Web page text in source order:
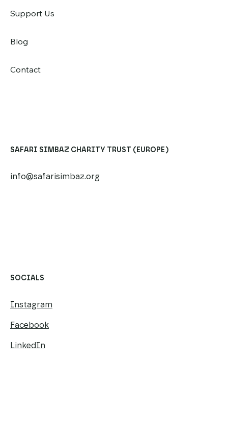
Support Us
Blog
Contact
SAFARI SIMBAZ CHARITY TRUST (EUROPE)
info@safarisimbaz.org
SOCIALS
Instagram
Facebook
LinkedIn